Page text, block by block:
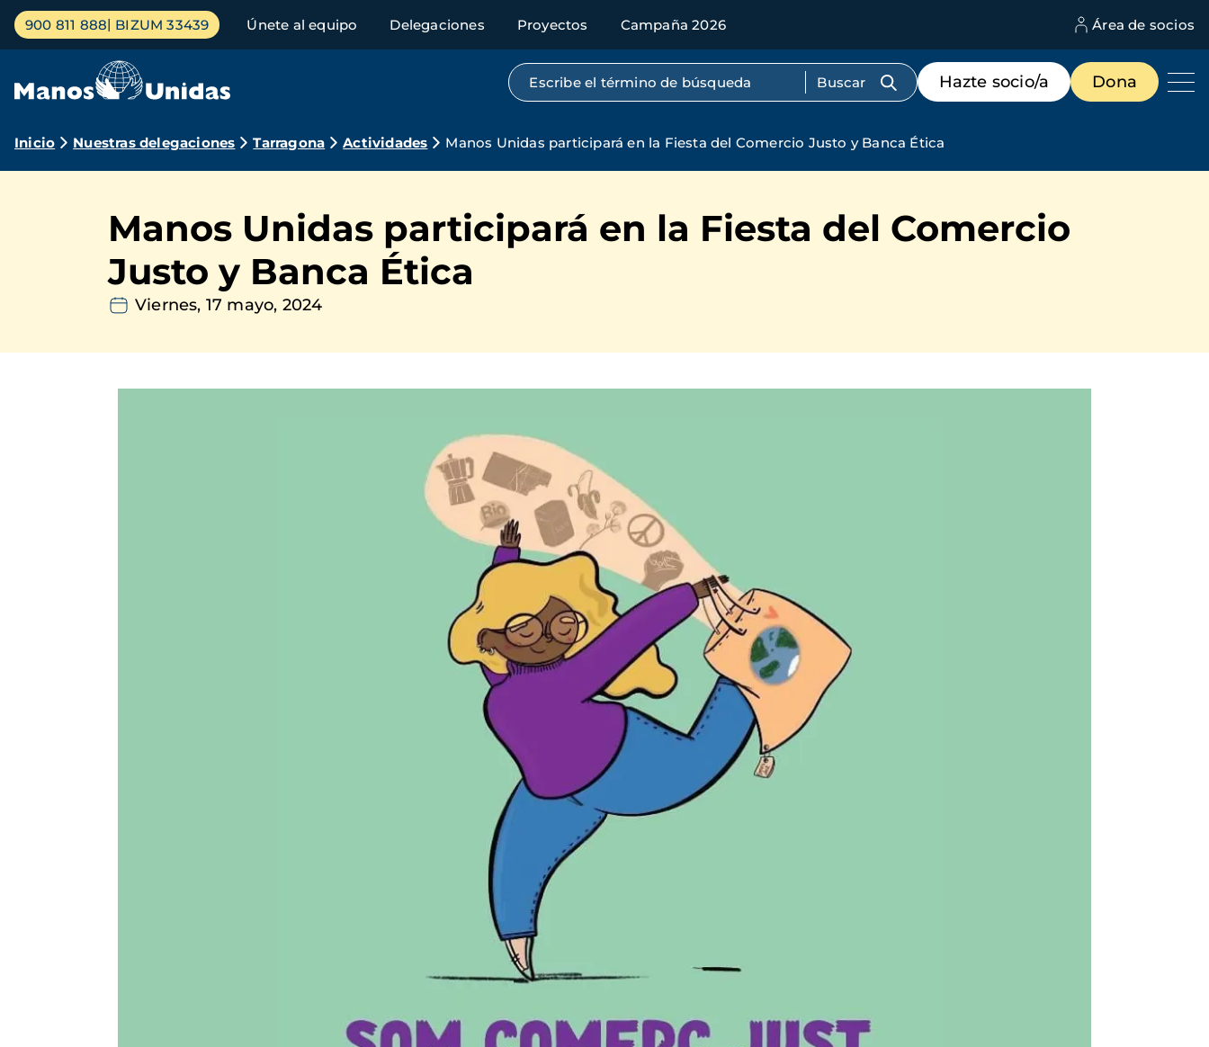
Pasar
contenido
Menú
principal
900 811 888 BIZUM 33439 Únete al equipo Delegaciones Proyectos Campaña 2026 Área de socios
Búsqueda por texto completo
Menú
de
destacados
Hazte socio/a Dona
Ruta
navegación
Inicio Nuestras delegaciones Tarragona Actividades Manos Unidas participará en la Fiesta del Comercio Justo y Banca Ética
Manos Unidas participará en la Fiesta del Comercio
Justo y Banca Ética
Viernes, 17 mayo, 2024